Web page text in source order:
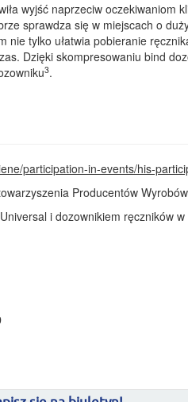
wyjść naprzeciw
sprawdza się w miejscach o
nie tylko ułatwia pobieranie
Dzięki skompresowaniu bind
3.
participation-in-events/his-
Producentów
i dozownikiem ręczników w